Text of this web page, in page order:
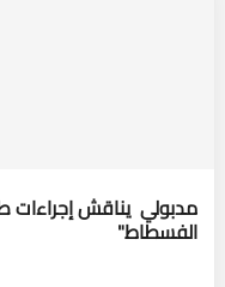
مدبولي يناقش إجراءات
الفسطاط"